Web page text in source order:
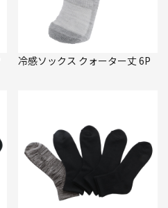
冷感ソックス クォーター丈 6P